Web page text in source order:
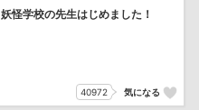
妖怪学校の先生はじめました！
40972 気になる